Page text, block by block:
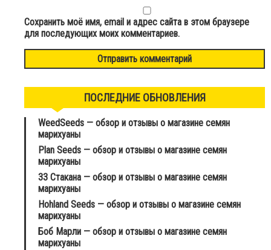
Сохранить моё имя, email и адрес сайта в этом браузере
для последующих моих комментариев.
ПОСЛЕДНИЕ ОБНОВЛЕНИЯ
WeedSeeds — обзор и отзывы о магазине семян
марихуаны
Plan Seeds — обзор и отзывы о магазине семян
марихуаны
33 Стакана — обзор и отзывы о магазине семян
марихуаны
Hohland Seeds — обзор и отзывы о магазине семян
марихуаны
Боб Марли — обзор и отзывы о магазине семян
марихуаны